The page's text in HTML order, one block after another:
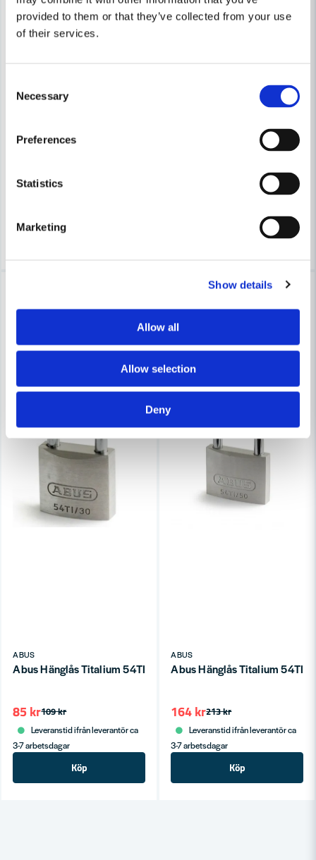
provided to them or that they’ve collected from your use
of their services.
Selection
Necessary
Preferences
Statistics
Marketing
Show details
Allow all
Allow selection
Deny
Skicka fråga
Abus Dörrkedja SK 69
261 kr
200 kr
Abus Hänglås Titalium 54TI/
Leveranstid ifrån leverantör ca
ABUS
Abus Hänglås Titalium 54TI/30 SB
109 kr
85 kr
Leveranstid ifrån leverantör ca
3-7 arbetsdagar
Köp
ABUS
Abus Hänglås Titalium 54TI/
213 kr
164 kr
Leveranstid ifrån leverantör ca
3-7 arbetsdagar
Köp